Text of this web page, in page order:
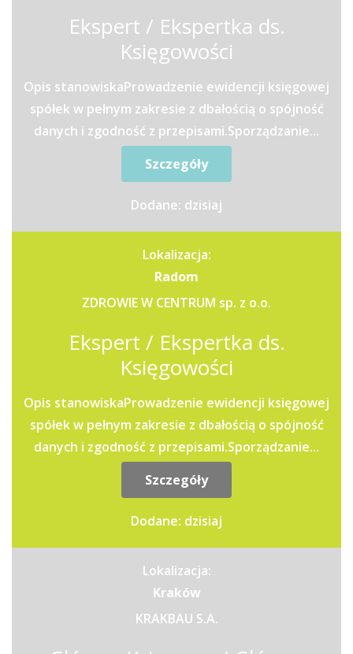
Ekspert / Ekspertka ds.
Księgowości
Opis stanowiskaProwadzenie ewidencji księgowej
spółek w pełnym zakresie z dbałością o spójność
danych i zgodność z przepisami.Sporządzanie...
Szczegóły
Dodane: dzisiaj
Lokalizacja:
Radom
ZDROWIE W CENTRUM sp. z o.o.
Ekspert / Ekspertka ds.
Księgowości
Opis stanowiskaProwadzenie ewidencji księgowej
spółek w pełnym zakresie z dbałością o spójność
danych i zgodność z przepisami.Sporządzanie...
Szczegóły
Dodane: dzisiaj
Lokalizacja:
Kraków
KRAKBAU S.A.